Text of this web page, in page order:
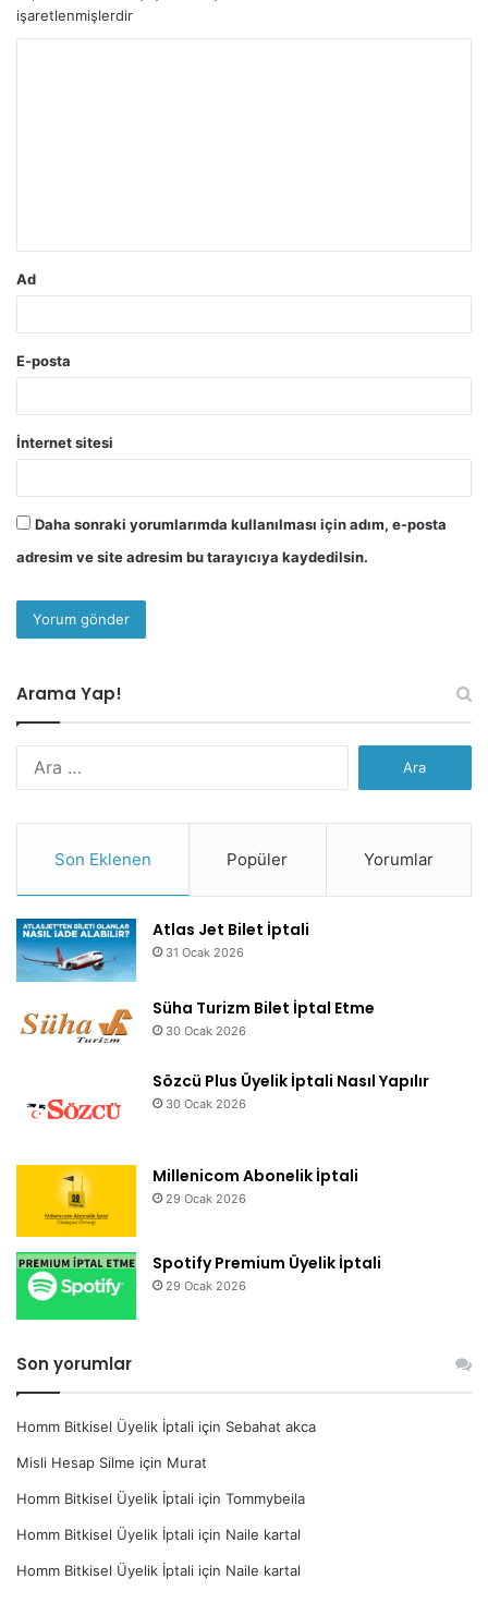
işaretlenmişlerdir
Ad
E-posta
İnternet sitesi
Daha sonraki yorumlarımda kullanılması için adım, e-posta
adresim ve site adresim bu tarayıcıya kaydedilsin.
Arama Yap!
Son Eklenen Popüler Yorumlar
Atlas Jet Bilet İptali
31 Ocak 2026
Süha Turizm Bilet İptal Etme
30 Ocak 2026
Sözcü Plus Üyelik İptali Nasıl Yapılır
30 Ocak 2026
Millenicom Abonelik İptali
29 Ocak 2026
Spotify Premium Üyelik İptali
29 Ocak 2026
Son yorumlar
Homm Bitkisel Üyelik İptali için Sebahat akca
Misli Hesap Silme için Murat
Homm Bitkisel Üyelik İptali için Tommybeila
Homm Bitkisel Üyelik İptali için Naile kartal
Homm Bitkisel Üyelik İptali için Naile kartal